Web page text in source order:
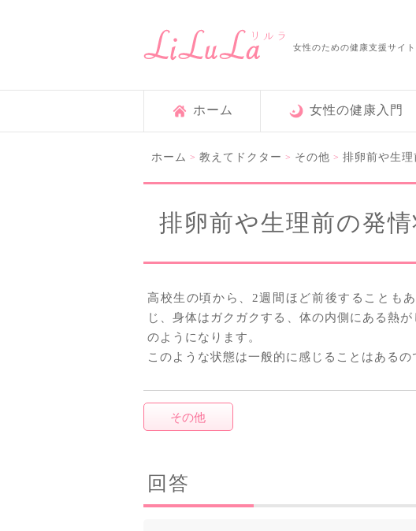
女性のための健康支援サイト
ホーム 女性の健康入門
ホーム > 教えてドクター > その他 > 排卵前や生
排卵前や生理前の発
高校生の頃から、2週間ほど前後することも
じ、身体はガクガクする、体の内側にある熱
のようになります。
このような状態は一般的に感じることはあるの
その他
回答